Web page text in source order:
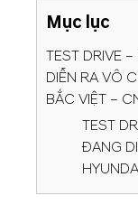
Mục lục
TEST DRIVE
DIỄN RA VÔ
BẮC VIỆT –
TEST
ĐANG